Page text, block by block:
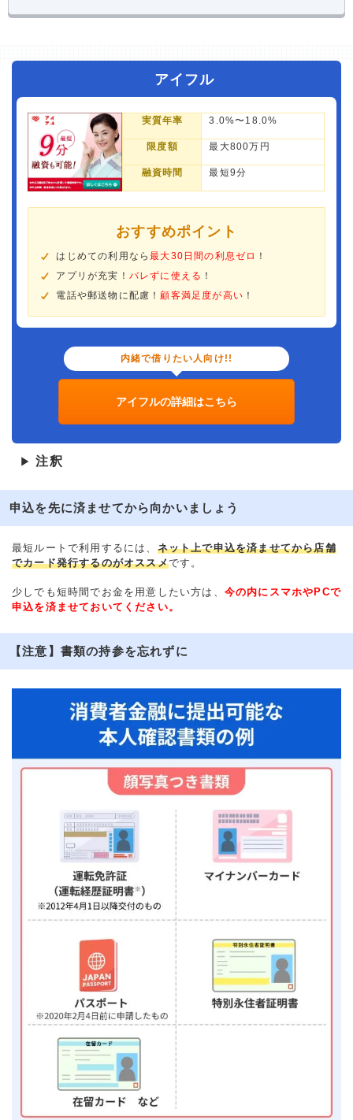
アイフル
実質年率 3.0%〜18.0%
限度額 最大800万円
融資時間 最短9分
おすすめポイント
はじめての利用なら最大30日間の利息ゼロ ！
アプリが充実！ バレずに使える ！
電話や郵送物に配慮！顧客満足度が高い ！
内緒で借りたい人向け!!
アイフルの詳細はこちら
▶ 注釈
申込を先に済ませてから向かいましょう
最短ルートで利用するには、 ネット上で申込を済ませてから店舗
でカード発行するのがオススメです。
少しでも短時間でお金を用意したい方は、 今の内にスマホやPCで
申込を済ませておいてください。
【注意】書類の持参を忘れずに